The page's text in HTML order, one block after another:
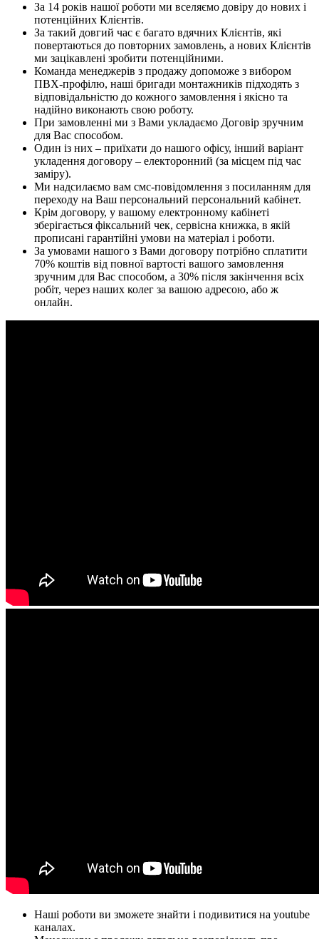
За 14 років нашої роботи ми вселяємо довіру до нових і
потенційних Клієнтів.
За такий довгий час є багато вдячних Клієнтів, які
повертаються до повторних замовлень, а нових Клієнтів
ми зацікавлені зробити потенційними.
Команда менеджерів з продажу допоможе з вибором
ПВХ-профілю, наші бригади монтажників підходять з
відповідальністю до кожного замовлення і якісно та
надійно виконають свою роботу.
При замовленні ми з Вами укладаємо Договір зручним
для Вас способом.
Один із них – приїхати до нашого офісу, інший варіант
укладення договору – електоронний (за місцем під час
заміру).
Ми надсилаємо вам смс-повідомлення з посиланням для
переходу на Ваш персональний персональний кабінет.
Крім договору, у вашому електронному кабінеті
зберігається фіксальний чек, сервісна книжка, в якій
прописані гарантійні умови на матеріал і роботи.
За умовами нашого з Вами договору потрібно сплатити
70% коштів від повної вартості вашого замовлення
зручним для Вас способом, а 30% після закінчення всіх
робіт, через наших колег за вашою адресою, або ж
онлайн.
Наші роботи ви зможете знайти і подивитися на youtube
каналах.